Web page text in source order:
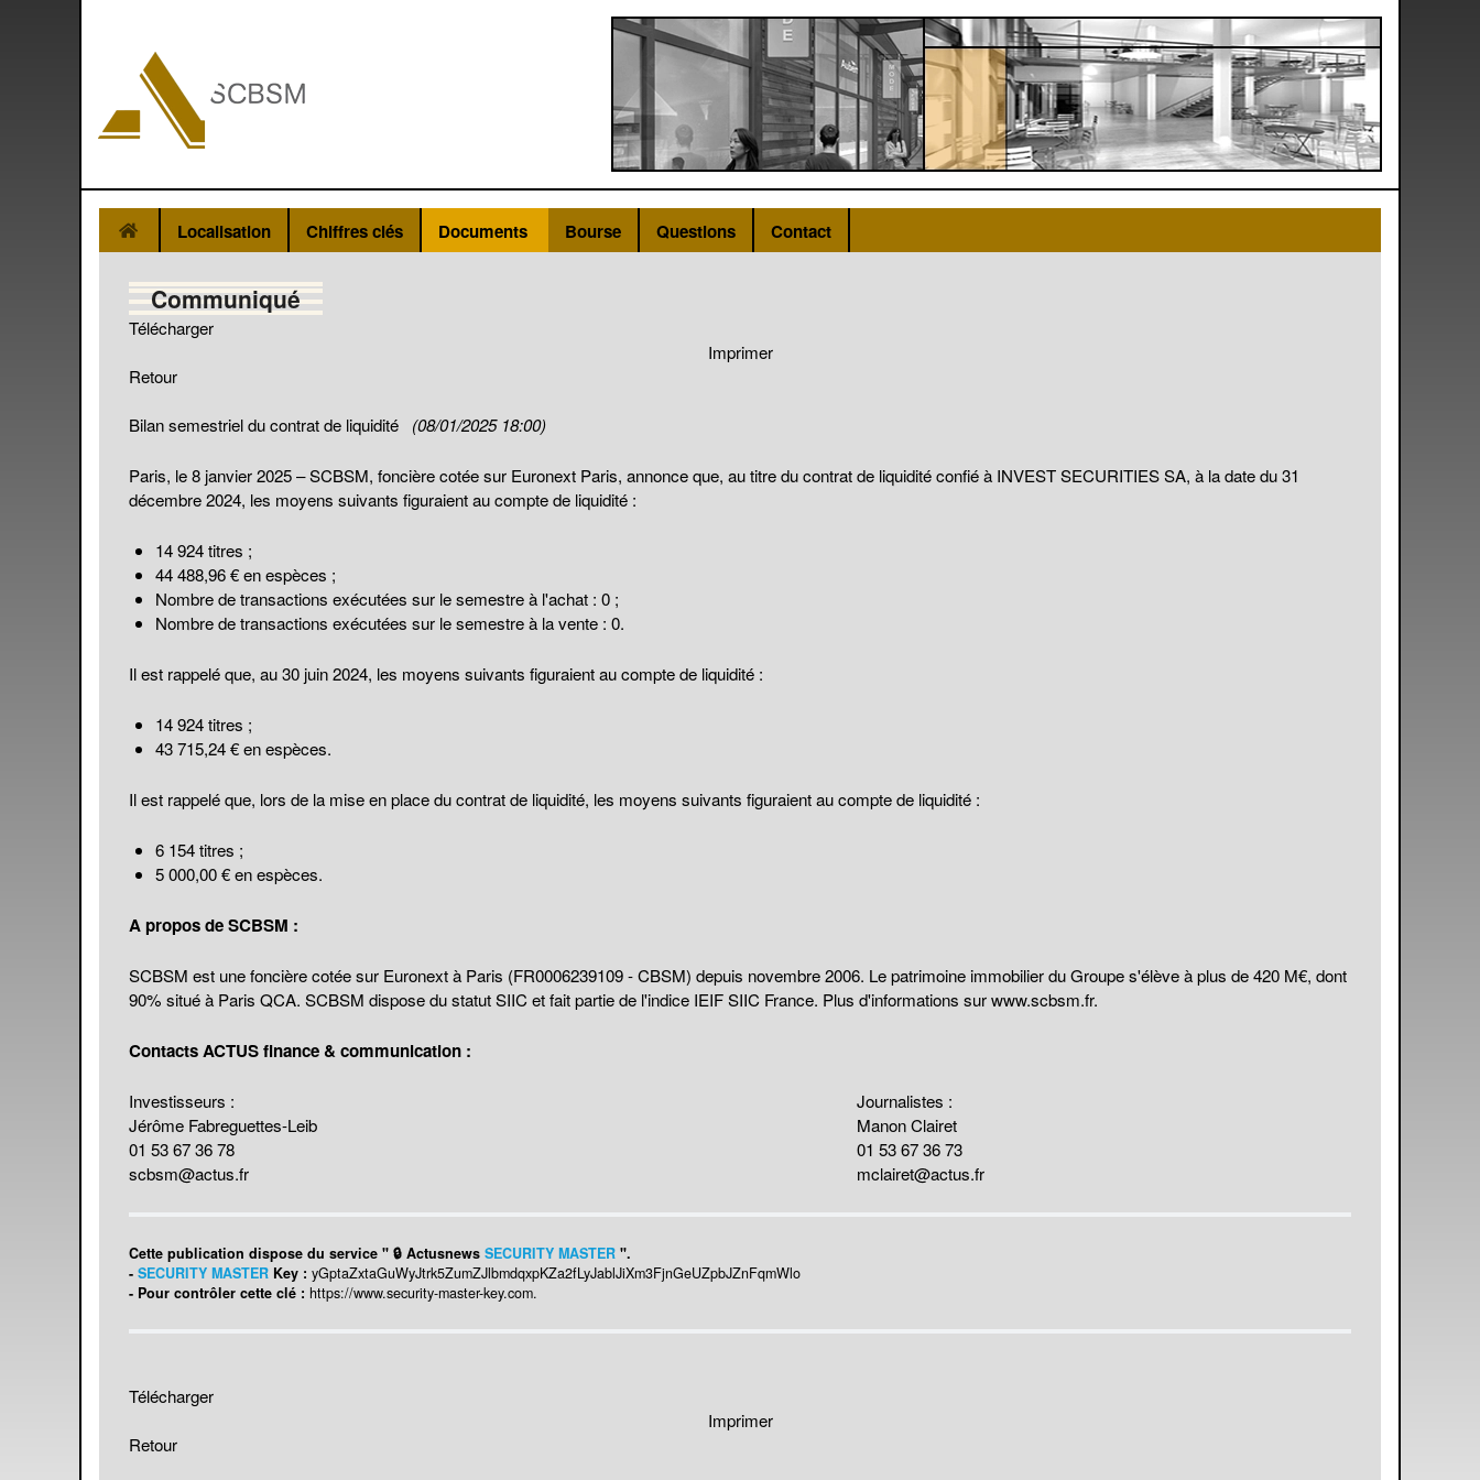
Localisation Chiffres clés Documents Bourse Questions Contact
Communiqué
Télécharger
Imprimer
Retour
Bilan semestriel du contrat de liquidité (08/01/2025 18:00)
Paris, le 8 janvier 2025 – SCBSM, foncière cotée sur Euronext Paris, annonce que, au titre du contrat de liquidité confié à INVEST SECURITIES SA, à la date du 31
décembre 2024, les moyens suivants figuraient au compte de liquidité :
14 924 titres ;
44 488,96 € en espèces ;
Nombre de transactions exécutées sur le semestre à l'achat : 0 ;
Nombre de transactions exécutées sur le semestre à la vente : 0.
Il est rappelé que, au 30 juin 2024, les moyens suivants figuraient au compte de liquidité :
14 924 titres ;
43 715,24 € en espèces.
Il est rappelé que, lors de la mise en place du contrat de liquidité, les moyens suivants figuraient au compte de liquidité :
6 154 titres ;
5 000,00 € en espèces.
A propos de SCBSM :
SCBSM est une foncière cotée sur Euronext à Paris (FR0006239109 - CBSM) depuis novembre 2006. Le patrimoine immobilier du Groupe s'élève à plus de 420 M€, dont
90% situé à Paris QCA. SCBSM dispose du statut SIIC et fait partie de l'indice IEIF SIIC France. Plus d'informations surwww.scbsm.fr.
Contacts ACTUS finance & communication :
Investisseurs :
Journalistes :
Jérôme Fabreguettes-Leib
Manon Clairet
01 53 67 36 78
01 53 67 36 73
scbsm@actus.fr
mclairet@actus.fr
Cette publication dispose du service " 🔒 Actusnews SECURITY MASTER ".
- SECURITY MASTER Key : yGptaZxtaGuWyJtrk5ZumZJlbmdqxpKZa2fLyJablJiXm3FjnGeUZpbJZnFqmWlo
- Pour contrôler cette clé : https://www.security-master-key.com.
Télécharger
Imprimer
Retour